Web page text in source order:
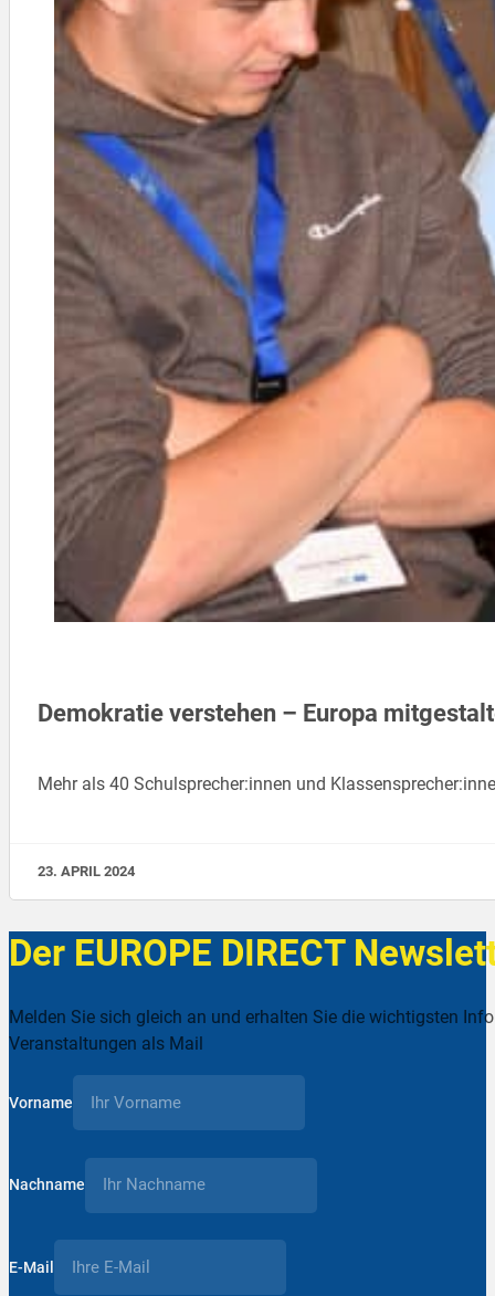
Demokratie verstehen – Europa
Mehr als 40 Schulsprecher:innen und
23. APRIL 2024
Der EUROPE DIRECT
Melden Sie sich gleich an und erhalten Sie die wichtigsten
Veranstaltungen als Mail
Vorname
Nachname
E-Mail